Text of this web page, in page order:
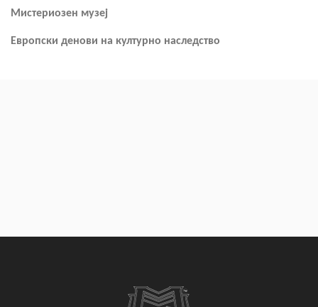
Мистериозен музеј
Европски денови на културно наследство